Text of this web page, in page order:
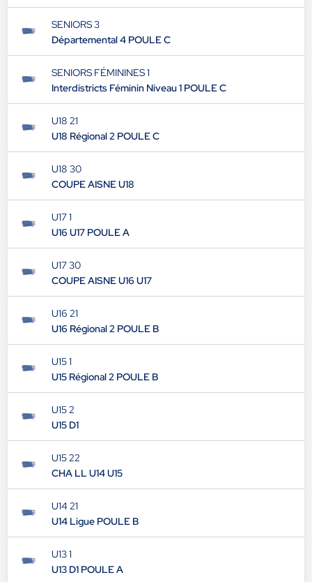
SENIORS 3
Départemental 4 POULE C
SENIORS FÉMININES 1
Interdistricts Féminin Niveau 1 POULE C
U18 21
U18 Régional 2 POULE C
U18 30
COUPE AISNE U18
U17 1
U16 U17 POULE A
U17 30
COUPE AISNE U16 U17
U16 21
U16 Régional 2 POULE B
U15 1
U15 Régional 2 POULE B
U15 2
U15 D1
U15 22
CHA LL U14 U15
U14 21
U14 Ligue POULE B
U13 1
U13 D1 POULE A